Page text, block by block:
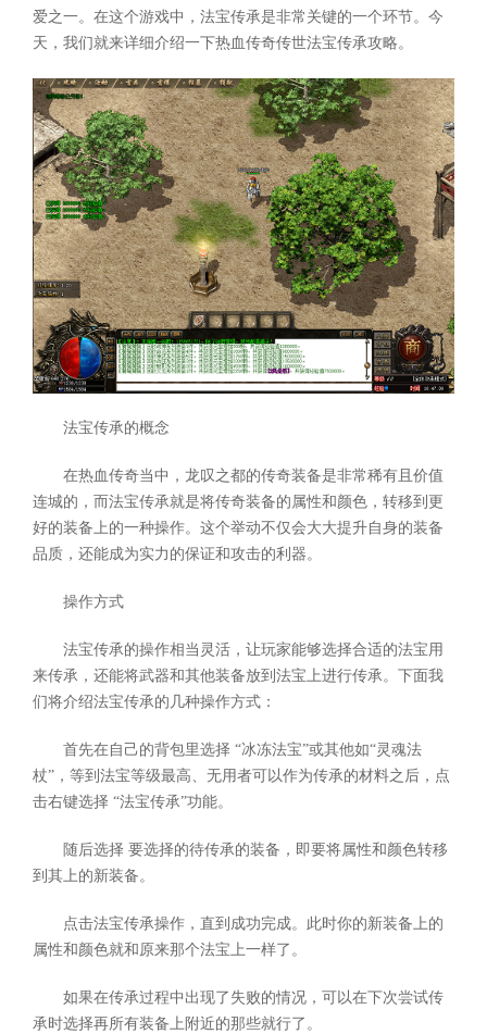
爱之一。在这个游戏中，法宝传承是非常关键的一个环节。今
天，我们就来详细介绍一下热血传奇传世法宝传承攻略。
法宝传承的概念
在热血传奇当中，龙叹之都的传奇装备是非常稀有且价值
连城的，而法宝传承就是将传奇装备的属性和颜色，转移到更
好的装备上的一种操作。这个举动不仅会大大提升自身的装备
品质，还能成为实力的保证和攻击的利器。
操作方式
法宝传承的操作相当灵活，让玩家能够选择合适的法宝用
来传承，还能将武器和其他装备放到法宝上进行传承。下面我
们将介绍法宝传承的几种操作方式：
首先在自己的背包里选择 “冰冻法宝”或其他如“灵魂法
杖”，等到法宝等级最高、无用者可以作为传承的材料之后，点
击右键选择 “法宝传承”功能。
随后选择 要选择的待传承的装备，即要将属性和颜色转移
到其上的新装备。
点击法宝传承操作，直到成功完成。此时你的新装备上的
属性和颜色就和原来那个法宝上一样了。
如果在传承过程中出现了失败的情况，可以在下次尝试传
承时选择再所有装备上附近的那些就行了。